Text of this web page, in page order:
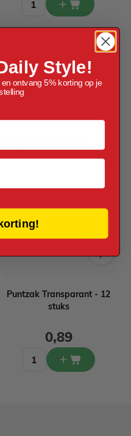
3
producten
Puntzak Transparant - 12
stuks
0,89
Style!
ontvang 5% korting op je